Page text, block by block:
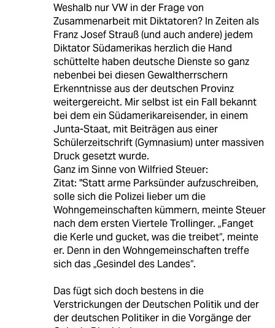
Weshalb nur VW in der Frage von
Zusammenarbeit mit Diktatoren? In Zeiten als
Franz Josef Strauß (und auch andere) jedem
Diktator Südamerikas herzlich die Hand
schüttelte haben deutsche Dienste so ganz
nebenbei bei diesen Gewaltherrschern
Erkenntnisse aus der deutschen Provinz
weitergereicht. Mir selbst ist ein Fall bekannt
bei dem ein Südamerikareisender, in einem
Junta-Staat, mit Beiträgen aus einer
Schülerzeitschrift (Gymnasium) unter massiven
Druck gesetzt wurde.
Ganz im Sinne von Wilfried Steuer:
Zitat: "Statt arme Parksünder aufzuschreiben,
solle sich die Polizei lieber um die
Wohngemeinschaften kümmern, meinte Steuer
nach dem ersten Viertele Trollinger. „Fanget
die Kerle und gucket, was die treibet“, meinte
er. Denn in den Wohngemeinschaften treffe
sich das „Gesindel des Landes“.
Das fügt sich doch bestens in die
Verstrickungen der Deutschen Politik und der
der deutschen Politiker in die Vorgänge der